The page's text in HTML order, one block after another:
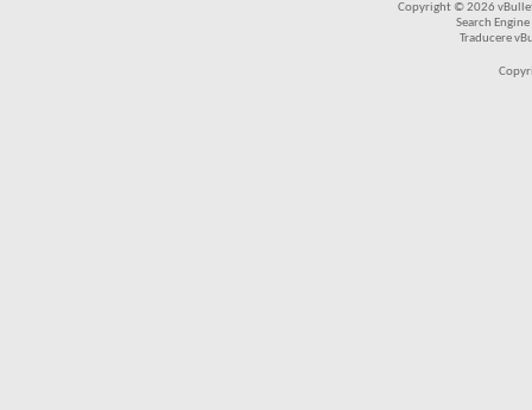
Copyright © 2026
Search
Traducere